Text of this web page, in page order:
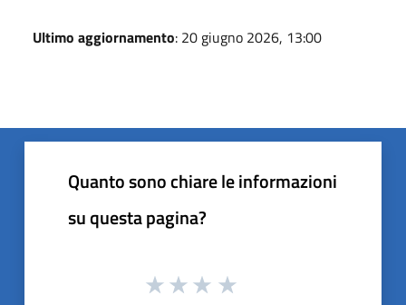
Ultimo aggiornamento: 20 giugno 2026, 13:00
Quanto sono chiare le informazioni
su questa pagina?